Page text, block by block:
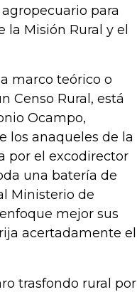
para
la Misión Rural y el
marco teórico o
Censo Rural, está
Ocampo,
los anaqueles de la
por el excodirector
una batería de
Ministerio de
mejor sus
acertadamente el
trasfondo rural por